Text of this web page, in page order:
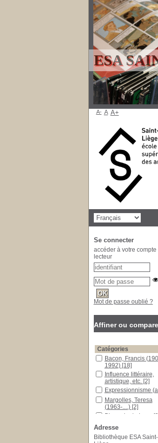
ESA
A- A A+
Se connecter
accéder à votre compte
lecteur
Mot de passe oublié ?
Affiner ou
Catégories
Bacon, Francis
1992) [18]
Influence littéraire,
artistique, etc. [2]
Expressionnisme
Margolles, Teresa
(1963-....) [2]
Biennale de Lyon
Corps humain --
-- 20e siècle
Corps humain --
Adresse
Bibliothèque ESA